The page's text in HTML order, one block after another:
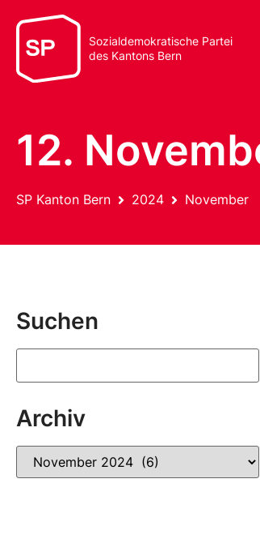
Sozialdemokratische Partei
des Kantons Bern
12.
SP Kanton Bern 2024 November
Suchen
Archiv